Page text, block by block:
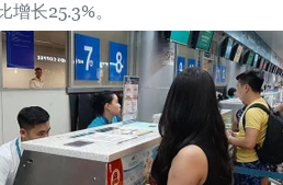
增长25.3%。